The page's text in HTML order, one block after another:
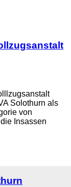
Solothurn als
von
Insassen